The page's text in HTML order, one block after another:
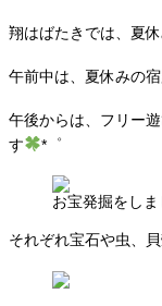
翔はばたきでは、夏
午前中は、夏休みの
午後からは、フリー
す
*゜
お宝発掘をし
それぞれ宝石や虫、